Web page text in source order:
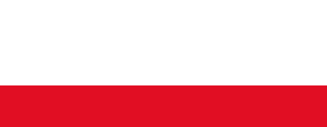
sonnigen Alp mit gepflegten